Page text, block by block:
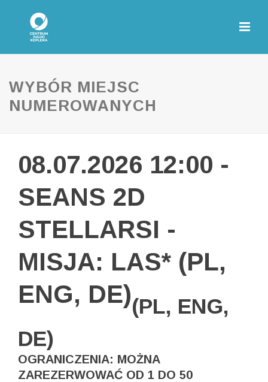
WYBÓR MIEJSC
NUMEROWANYCH
08.07.2026 12:00 -
SEANS 2D
STELLARSI -
MISJA: LAS* (PL,
ENG, DE)(PL, ENG,
DE)
OGRANICZENIA: MOŻNA
ZAREZERWOWAĆ OD 1 DO 50